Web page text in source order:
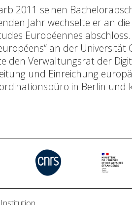
2011 seinen
Jahr wechselte er an
Européennes
an der Universität
den Verwaltungsrat der
und Einreichung
in Berlin